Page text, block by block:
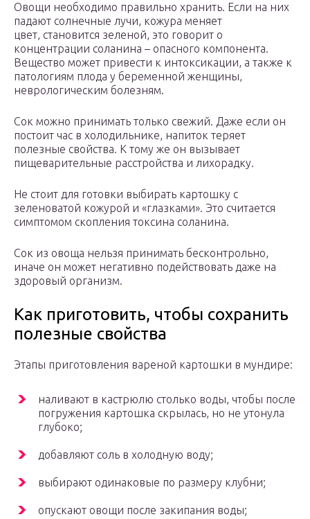
Овощи необходимо правильно хранить. Если на них
падают солнечные лучи, кожура меняет
цвет, становится зеленой, это говорит о
концентрации соланина – опасного компонента.
Вещество может привести к интоксикации, а также к
патологиям плода у беременной женщины,
неврологическим болезням.
Сок можно принимать только свежий. Даже если он
постоит час в холодильнике, напиток теряет
полезные свойства. К тому же он вызывает
пищеварительные расстройства и лихорадку.
Не стоит для готовки выбирать картошку с
зеленоватой кожурой и «глазками». Это считается
симптомом скопления токсина соланина.
Сок из овоща нельзя принимать бесконтрольно,
иначе он может негативно подействовать даже на
здоровый организм.
Как приготовить, чтобы сохранить
полезные свойства
Этапы приготовления вареной картошки в мундире:
наливают в кастрюлю столько воды, чтобы после
погружения картошка скрылась, но не утонула
глубоко;
добавляют соль в холодную воду;
выбирают одинаковые по размеру клубни;
опускают овощи после закипания воды;